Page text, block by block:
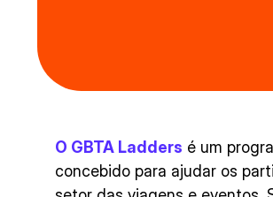
O GBTA Ladders é um
concebido para ajudar os